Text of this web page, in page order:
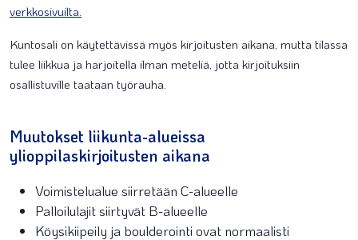
verkkosivuilta.
Kuntosali on käytettävissä myös kirjoitusten aikana, mutta tilassa
tulee liikkua ja harjoitella ilman meteliä, jotta kirjoituksiin
osallistuville taataan työrauha.
Muutokset liikunta-alueissa
ylioppilaskirjoitusten aikana
Voimistelualue siirretään C-alueelle
Palloilulajit siirtyvät B-alueelle
Köysikiipeily ja boulderointi ovat normaalisti